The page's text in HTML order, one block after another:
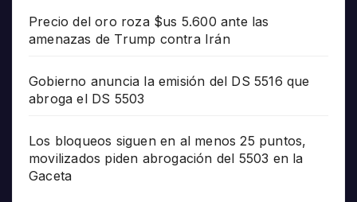
Precio del oro roza $us 5.600 ante las
amenazas de Trump contra Irán
Gobierno anuncia la emisión del DS 5516 que
abroga el DS 5503
Los bloqueos siguen en al menos 25 puntos,
movilizados piden abrogación del 5503 en la
Gaceta